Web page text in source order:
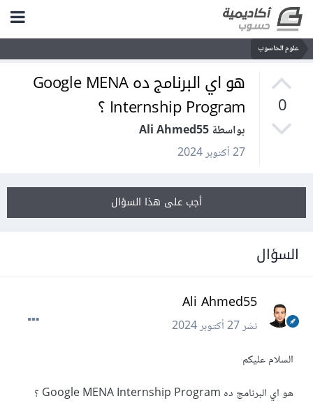
علوم الحاسوب
0
هو اي البرنامج ده Google MENA
Internship Program ؟
بواسطة Ali Ahmed55
27 أكتوبر 2024
أجب على هذا السؤال
السؤال
Ali Ahmed55
نشر27 أكتوبر 2024
السلام عليكم
هو اي البرنامج ده Google MENA Internship Program ؟